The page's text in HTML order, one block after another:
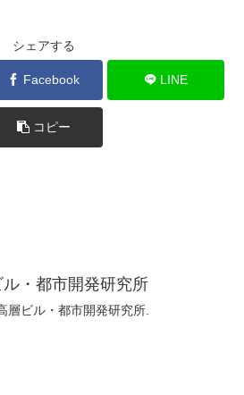
シェアする
Facebook LINE
コピー
・都市開発研究所
層ビル・都市開発研究所.